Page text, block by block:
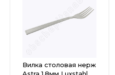
Вилка столовая нерж